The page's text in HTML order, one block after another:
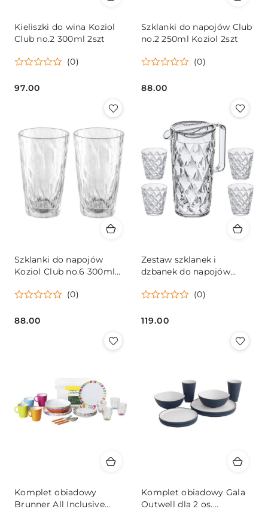
Kieliszki do wina Koziol
Club no.2 300ml 2szt
(0)
Cena:
97.00
Szklanki do napojów Club
no.2 250ml Koziol 2szt
(0)
Cena:
88.00
Szklanki do napojów
Koziol Club no.6 300ml
(0)
Cena:
88.00
Zestaw szklanek i
dzbanek do napojów
(0)
Cena:
119.00
Komplet obiadowy
Brunner All Inclusive
Komplet obiadowy Gala
Outwell dla 2 os.